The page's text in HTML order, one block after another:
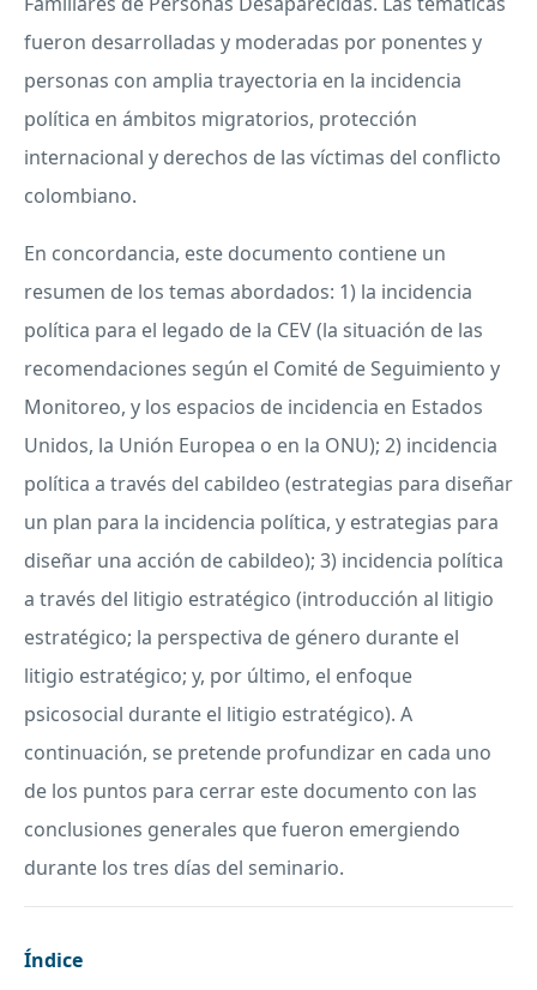
fueron desarrolladas y moderadas por ponentes y
personas con amplia trayectoria en la incidencia
política en ámbitos migratorios, protección
internacional y derechos de las víctimas del conflicto
colombiano.
En concordancia, este documento contiene un
resumen de los temas abordados: 1) la incidencia
política para el legado de la CEV (la situación de las
recomendaciones según el Comité de Seguimiento y
Monitoreo, y los espacios de incidencia en Estados
Unidos, la Unión Europea o en la ONU); 2) incidencia
política a través del cabildeo (estrategias para diseñar
un plan para la incidencia política, y estrategias para
diseñar una acción de cabildeo); 3) incidencia política
a través del litigio estratégico (introducción al litigio
estratégico; la perspectiva de género durante el
litigio estratégico; y, por último, el enfoque
psicosocial durante el litigio estratégico). A
continuación, se pretende profundizar en cada uno
de los puntos para cerrar este documento con las
conclusiones generales que fueron emergiendo
durante los tres días del seminario.
Índice